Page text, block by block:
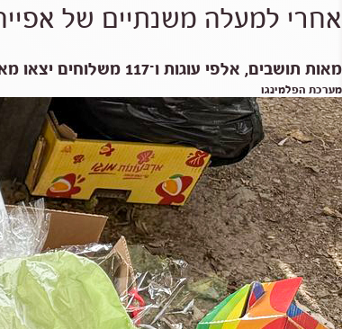
אחרי למעלה משנתיים של
מאות תושבים, אלפי עוגות ו־117 משלוחים יצאו מאותה כתובת בעתלית, וכעת, רגע לפני פורים, הניסיון הקהילתי הזה מתחיל מחדש.
מערכת הפלמינגו